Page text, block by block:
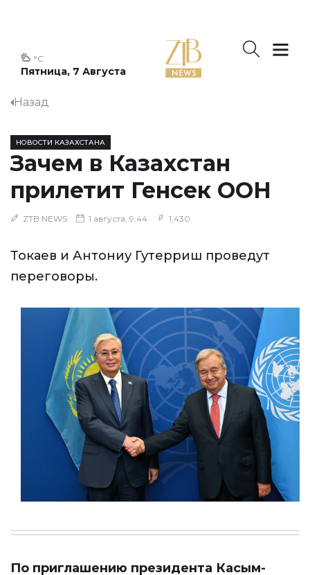
Пятница, 7 Августа
°C
Назад
НОВОСТИ КАЗАХСТАНА
Зачем в Казахстан
прилетит Генсек ООН
ZTB NEWS 1 августа, 9:44 1,430
Токаев и Антониу Гутерриш проведут
переговоры.
По приглашению президента Касым-